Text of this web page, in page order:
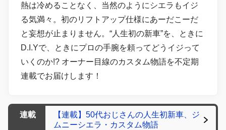
熱は冷めることなく、当然のようにシエラもイジ
る気満々。初のリフトアップ仕様にあーだこーだ
と妄想が止まりません。“人生初の新車”を、ときに
D.I.Yで、ときにプロの手腕を頼ってどうイジって
いくのか!? オーナー目線のカスタム物語を不定期
連載でお届けします！
連載
【連載】50代おじさんの人生初新車、ジ
ムニーシエラ・カスタム物語